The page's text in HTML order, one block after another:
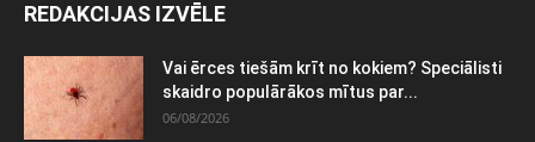
REDAKCIJAS IZVĒLE
Vai ērces tiešām krīt no kokiem? Speciālisti
skaidro populārākos mītus par...
06/08/2026